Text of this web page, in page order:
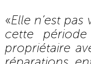
«Elle n’est
cette
propriétaire